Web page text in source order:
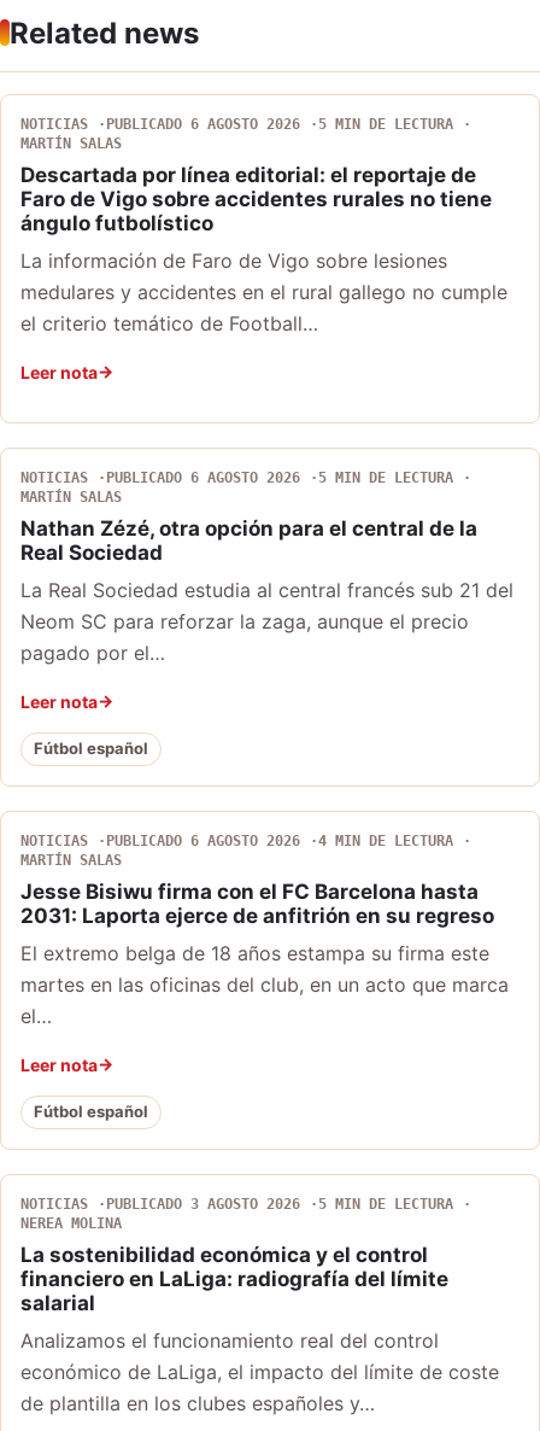
Related news
NOTICIAS PUBLICADO 6 AGOSTO 2026
5 MIN DE LECTURA
MARTÍN SALAS
Descartada por línea editorial: el reportaje de
Faro de Vigo sobre accidentes rurales no tiene
ángulo futbolístico
La información de Faro de Vigo sobre lesiones
medulares y accidentes en el rural gallego no cumple
el criterio temático de Football…
Leer nota
NOTICIAS PUBLICADO 6 AGOSTO 2026
5 MIN DE LECTURA
MARTÍN SALAS
Nathan Zézé, otra opción para el central de la
Real Sociedad
La Real Sociedad estudia al central francés sub 21 del
Neom SC para reforzar la zaga, aunque el precio
pagado por el…
Leer nota
Fútbol español
NOTICIAS PUBLICADO 6 AGOSTO 2026
4 MIN DE LECTURA
MARTÍN SALAS
Jesse Bisiwu firma con el FC Barcelona hasta
2031: Laporta ejerce de anfitrión en su regreso
El extremo belga de 18 años estampa su firma este
martes en las oficinas del club, en un acto que marca
el…
Leer nota
Fútbol español
NOTICIAS PUBLICADO 3 AGOSTO 2026
5 MIN DE LECTURA
NEREA MOLINA
La sostenibilidad económica y el control
financiero en LaLiga: radiografía del límite
salarial
Analizamos el funcionamiento real del control
económico de LaLiga, el impacto del límite de coste
de plantilla en los clubes españoles y…